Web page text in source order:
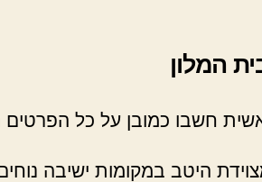
המלון
חשבו כמובן על כל הפרטים
היטב במקומות ישיבה